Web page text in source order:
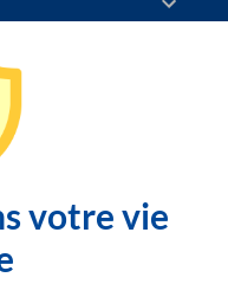
votre vie